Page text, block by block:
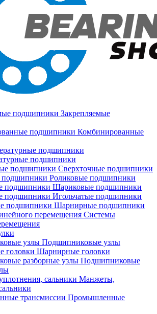
Закрепляемые
Комбинированные
подшипники
Сверхточные подшипники
Роликовые подшипники
Шариковые подшипники
Игольчатые подшипники
Шарнирные подшипники
Системы
Подшипниковые узлы
Шарнирные головки
Подшипниковые
Манжеты,
Промышленные